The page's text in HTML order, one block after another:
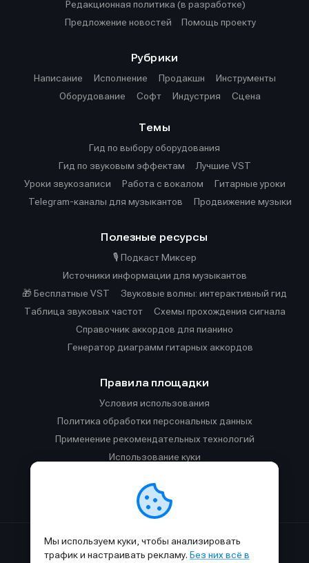
Редакционная политика (в разработке)
Предложение новостей
Помощь проекту
Рубрики
Написание
Исполнение Продакшн
Инструменты
Оборудование
Софт Индустрия Сцена
Темы
Гид по выбору оборудования
Гид по звуковым эффектам
Лучшие VST
Уроки звукозаписи
Работа с вокалом
Гитарные уроки
Telegram-каналы для музыкантов
Продвижение музыки
Полезные ресурсы
🎙️ Подкаст Миксер
Источники информации для музыкантов
🎁 Бесплатные VST
Звуковые волны: интерактивный гид
Таблица звуковых частот
Cхемы прохождения сигнала
Справочник аккордов для пианино
Генератор диаграмм гитарных аккордов
Правила площадки
Условия использования
Политика обработки персональных данных
Применение рекомендательных технологий
Использование куки
Правила общения в Телеграм-чате
Сделано с к в SAMESOUND© 2015-2026.
Мы используем куки, чтобы анализировать
трафик и настраивать рекламу. Без них всё в